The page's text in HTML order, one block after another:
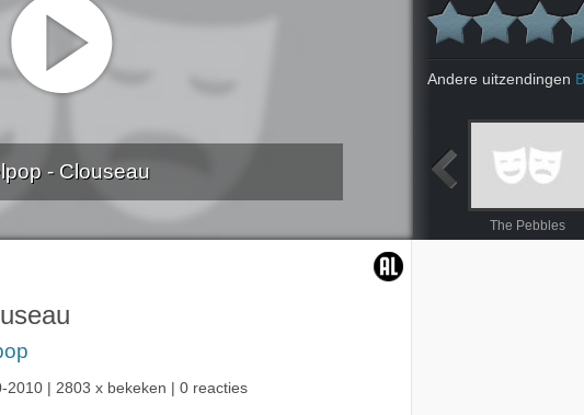
- Clouseau
2010 | 2803 x bekeken | 0 reacties
Andere uitzendingen
The Pebbles